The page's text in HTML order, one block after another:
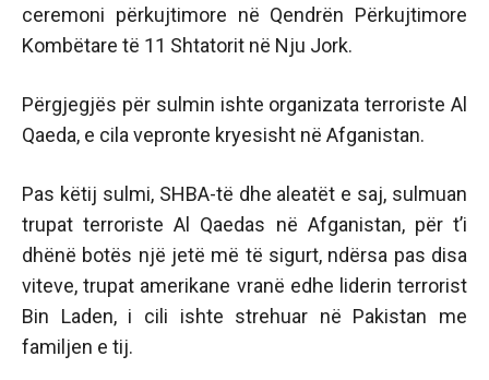
ceremoni përkujtimore në Qendrën Përkujtimore
Kombëtare të 11 Shtatorit në Nju Jork.
Përgjegjës për sulmin ishte organizata terroriste Al
Qaeda, e cila vepronte kryesisht në Afganistan.
Pas këtij sulmi, SHBA-të dhe aleatët e saj, sulmuan
trupat terroriste Al Qaedas në Afganistan, për t’i
dhënë botës një jetë më të sigurt, ndërsa pas disa
viteve, trupat amerikane vranë edhe liderin terrorist
Bin Laden, i cili ishte strehuar në Pakistan me
familjen e tij.